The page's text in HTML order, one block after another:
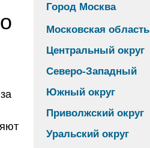
Город Москва
Московская область
Центральный округ
Северо-Западный
Южный округ
Приволжский округ
Уральский округ